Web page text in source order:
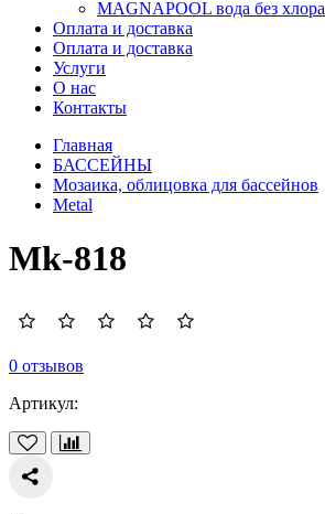
MAGNAPOOL вода без хлора
Оплата и доставка
Оплата и доставка
Услуги
О нас
Контакты
Главная
БАССЕЙНЫ
Мозаика, облицовка для бассейнов
Metal
Mk-818
0 отзывов
Артикул: